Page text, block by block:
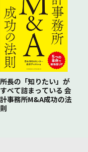
所長の「知りたい」が
すべて詰まっている 会
計事務所M&A成功の法
則